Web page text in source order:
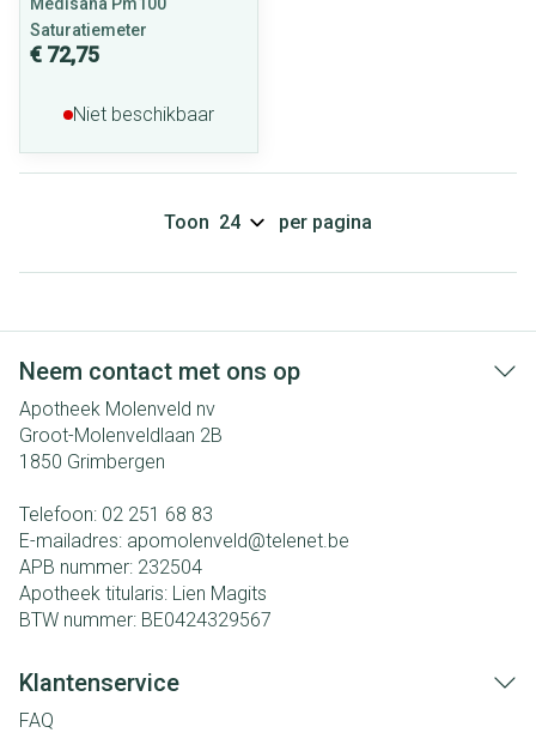
Saturatiemeter
€ 72,75
Niet beschikbaar
Toon per pagina
Neem contact met ons op
Apotheek Molenveld nv
Groot-Molenveldlaan 2B
1850 Grimbergen
Telefoon: 02 251 68 83
E-mailadres: apomolenveld@telenet.be
APB nummer: 232504
Apotheek titularis: Lien Magits
BTW nummer: BE0424329567
Klantenservice
FAQ